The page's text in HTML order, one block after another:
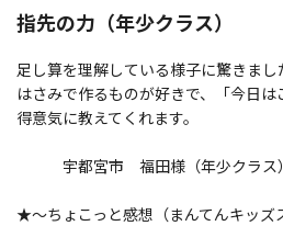
指先の力（年少クラス）
足し算を理解している様子に驚きまし
はさみで作るものが好きで、「今日
得意気に教えてくれます。
宇都宮市 福田様（年少クラス）
★～ちょこっと感想（まんてんキッ